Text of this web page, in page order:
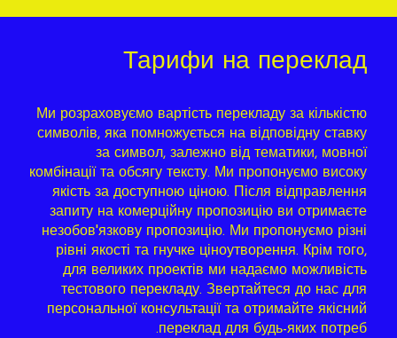
Тарифи на переклад
Ми розраховуємо вартість перекладу за кількістю
символів, яка помножується на відповідну ставку
за символ, залежно від тематики, мовної
комбінації та обсягу тексту. Ми пропонуємо високу
якість за доступною ціною. Після відправлення
запиту на комерційну пропозицію ви отримаєте
незобов'язкову пропозицію. Ми пропонуємо різні
рівні якості та гнучке ціноутворення. Крім того,
для великих проектів ми надаємо можливість
тестового перекладу. Звертайтеся до нас для
персональної консультації та отримайте якісний
переклад для будь-яких потреб.